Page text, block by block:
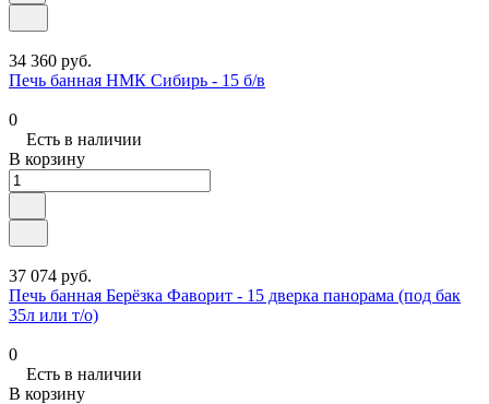
34 360 руб.
Печь банная НМК Сибирь - 15 б/в
0
Есть в наличии
В корзину
37 074 руб.
Печь банная Берёзка Фаворит - 15 дверка панорама (под бак
35л или т/о)
0
Есть в наличии
В корзину